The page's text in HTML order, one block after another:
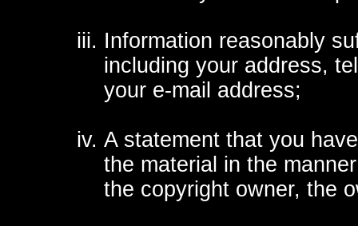
Information reasonably
including your address,
your e-mail address;
A statement that you
the material in the
the copyright owner, the